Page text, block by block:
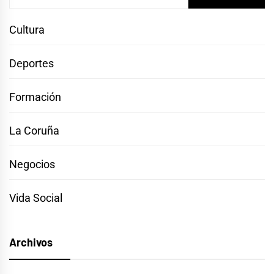
Cultura
Deportes
Formación
La Coruña
Negocios
Vida Social
Archivos